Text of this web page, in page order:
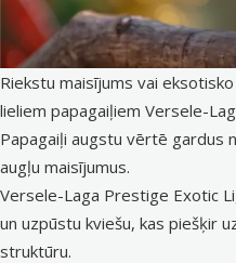
Riekstu maisījums vai
lieliem papagaiļiem Versele-
Papagaiļi augstu vērtē gardus
augļu maisījumus.
Versele-Laga Prestige Exotic
un uzpūstu kviešu, kas piešķir
struktūru.